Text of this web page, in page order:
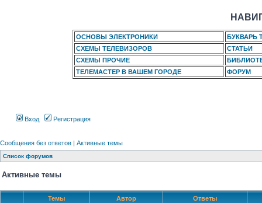
ОСНОВЫ ЭЛЕКТРОНИКИ
БУКВАРЬ
СХЕМЫ ТЕЛЕВИЗОРОВ
СТАТЬИ
СХЕМЫ ПРОЧИЕ
ТЕЛЕМАСТЕР В ВАШЕМ ГОРОДЕ
ФОРУМ
Вход Регистрация
Сообщения без ответов | Активные темы
Список форумов
Активные темы
Темы Автор Ответы